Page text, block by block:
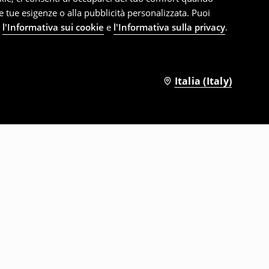
esigenze o alla pubblicità personalizzata. Puoi
l'Informativa sui cookie e l'Informativa sulla privacy.
Italia (Italy)